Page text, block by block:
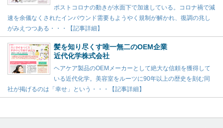
ポストコロナの動きが水面下で加速している。コロナ禍で減
速を余儀なくされたインバウンド需要もようやく規制が解かれ、復調の兆し
がみえつつある・・・【記事詳細】
髪を知り尽くす唯一無二のOEM企業
近代化学株式会社
ヘアケア製品のOEMメーカーとして絶大な信頼を獲得して
いる近代化学。美容室をルーツに90年以上の歴史を刻む同
社が掲げるのは「幸せ」という・・・【記事詳細】